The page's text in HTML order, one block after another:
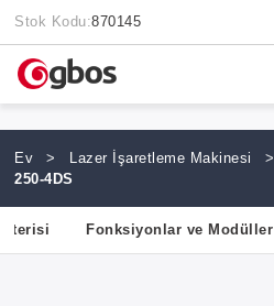
Stok Kodu:870145
Ev > Lazer İşaretleme Makinesi >
250-4DS
Fonksiyonlar ve Modüller